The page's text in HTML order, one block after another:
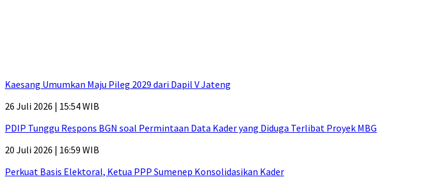
Kaesang Umumkan Maju Pileg 2029 dari Dapil V Jateng
26 Juli 2026 | 15:54 WIB
PDIP Tunggu Respons BGN soal Permintaan Data Kader yang Diduga Terlibat Proyek MBG
20 Juli 2026 | 16:59 WIB
Perkuat Basis Elektoral, Ketua PPP Sumenep Konsolidasikan Kader